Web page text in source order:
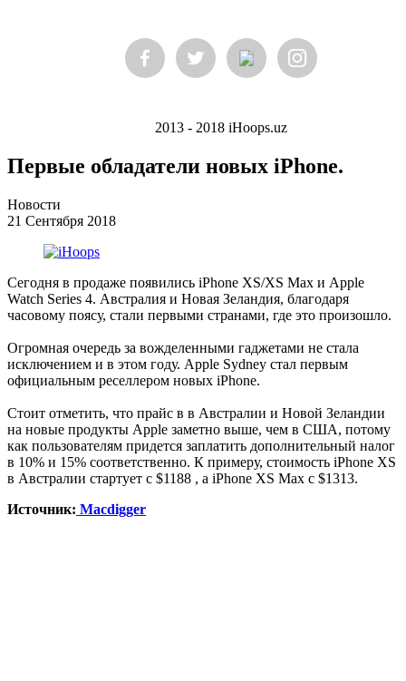
2013 - 2018 iHoops.uz
Первые обладатели новых iPhone.
Новости
21 Сентября 2018
Сегодня в продаже появились iPhone XS/XS Max и Apple
Watch Series 4. Австралия и Новая Зеландия, благодаря
часовому поясу, стали первыми странами, где это произошло.
Огромная очередь за вожделенными гаджетами не стала
исключением и в этом году. Apple Sydney стал первым
официальным реселлером новых iPhone.
Стоит отметить, что прайс в в Австралии и Новой Зеландии
на новые продукты Apple заметно выше, чем в США, потому
как пользователям придется заплатить дополнительный налог
в 10% и 15% соответственно. К примеру, стоимость iPhone XS
в Австралии стартует с $1188 , а iPhone XS Max с $1313.
Источник: Macdigger